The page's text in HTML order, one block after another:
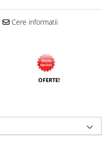
Cere informatii
OFERTE!